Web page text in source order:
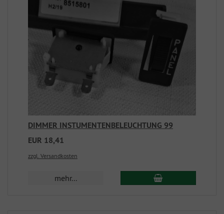
DIMMER INSTUMENTENBELEUCHTUNG 99
EUR 18,41
zzgl. Versandkosten
mehr...